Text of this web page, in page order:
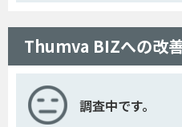
Thumva BIZへの改
調査中です。